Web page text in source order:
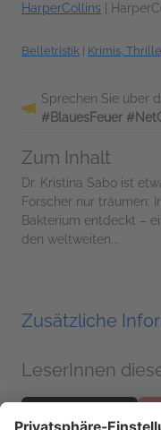
HarperCollins
Belletristik Krimis,
Sprechen Sie über
#BlauesFeuer
Zum Inhalt
Dr. Kristina Sabo ist
Forscher nur träumen:
Bakterium entdeckt –
den weltweiten...
Zusätzliche
LeserInnen